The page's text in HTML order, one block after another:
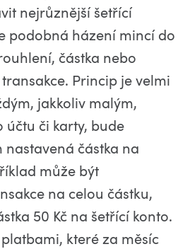
nejrůznější šetřící
podobná házení mincí do
částka nebo
Princip je velmi
jakkoliv malým,
účtu či karty, bude
částka na
může být
na celou částku,
50 Kč na šetřící konto.
které za měsíc